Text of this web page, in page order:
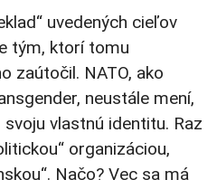
uvedených cieľov
tým, ktorí tomu
zaútočil. NATO, ako
neustále mení,
vlastnú identitu. Raz
organizáciou,
Načo? Vec sa má